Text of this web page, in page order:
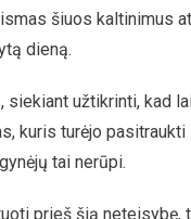
šiuos kaltinimus
dieną.
užtikrinti, kad
kuris turėjo
tai nerūpi.
prieš šią neteisybę,